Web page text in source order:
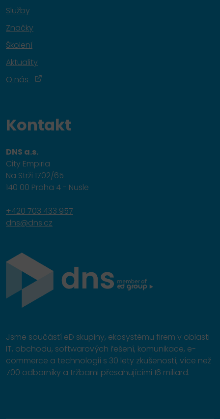
Služby
Značky
Školení
Aktuality
O nás
Kontakt
DNS a.s.
City Empiria
Na Strži 1702/65
140 00 Praha 4 - Nusle
+420 703 433 957
dns@dns.cz
Jsme součástí eD skupiny, ekosystému firem v oblasti
IT, obchodu, softwarových řešení, komunikace, e-
commerce a technologií s 30 lety zkušeností, více než
700 odborníky a tržbami přesahujícími 16 miliard.